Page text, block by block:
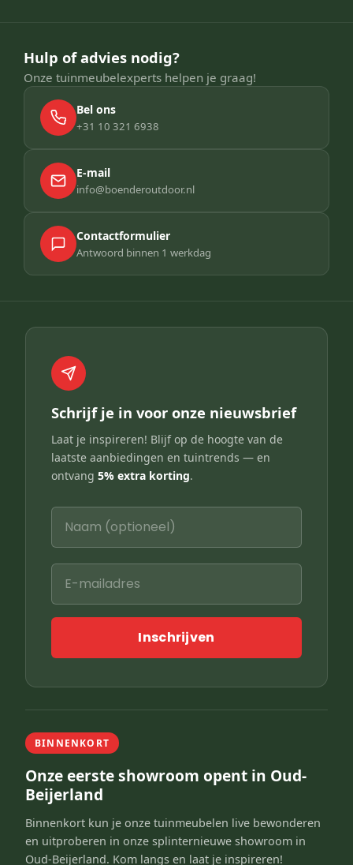
Hulp of advies nodig?
Onze tuinmeubelexperts helpen je graag!
Bel ons
+31 10 321 6938
E-mail
info@boenderoutdoor.nl
Contactformulier
Antwoord binnen 1 werkdag
Schrijf je in voor onze nieuwsbrief
Laat je inspireren! Blijf op de hoogte van de
laatste aanbiedingen en tuintrends — en
ontvang 5% extra korting.
Inschrijven
BINNENKORT
Onze eerste showroom opent in Oud-
Beijerland
Binnenkort kun je onze tuinmeubelen live bewonderen
en uitproberen in onze splinternieuwe showroom in
Oud-Beijerland. Kom langs en laat je inspireren!